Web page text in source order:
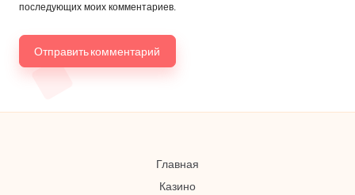
последующих моих комментариев.
Главная
Казино